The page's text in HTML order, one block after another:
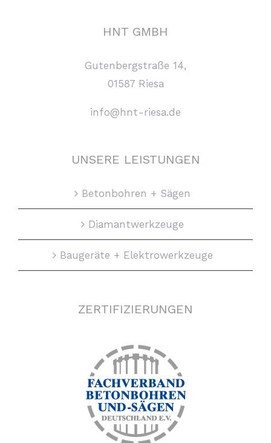
HNT GMBH
Gutenbergstraße 14,
01587 Riesa
info@hnt-riesa.de
UNSERE LEISTUNGEN
Betonbohren + Sägen
Diamantwerkzeuge
Baugeräte + Elektrowerkzeuge
ZERTIFIZIERUNGEN